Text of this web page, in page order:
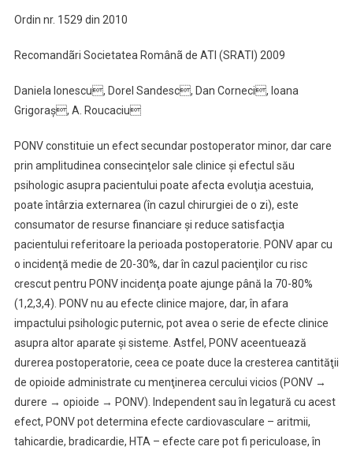
PONV
Ordin nr. 1529 din 2010
Recomandãri Societatea Românã de ATI (SRATI) 2009
Daniela Ionescu, Dorel Sandesc, Dan Corneci, Ioana
Grigoraş, A. Roucaciu
PONV constituie un efect secundar postoperator minor, dar care
prin amplitudinea consecinţelor sale clinice şi efectul său
psihologic asupra pacientului poate afecta evoluţia acestuia,
poate întârzia externarea (în cazul chirurgiei de o zi), este
consumator de resurse financiare şi reduce satisfacţia
pacientului referitoare la perioada postoperatorie. PONV apar cu
o incidenţă medie de 20-30%, dar în cazul pacienţilor cu risc
crescut pentru PONV incidenţa poate ajunge până la 70-80%
(1,2,3,4). PONV nu au efecte clinice majore, dar, în afara
impactului psihologic puternic, pot avea o serie de efecte clinice
asupra altor aparate şi sisteme. Astfel, PONV aceentuează
durerea postoperatorie, ceea ce poate duce la cresterea cantităţii
de opioide administrate cu menţinerea cercului vicios (PONV →
durere → opioide → PONV). Independent sau în legatură cu acest
efect, PONV pot determina efecte cardiovasculare – aritmii,
tahicardie, bradicardie, HTA – efecte care pot fi periculoase, în